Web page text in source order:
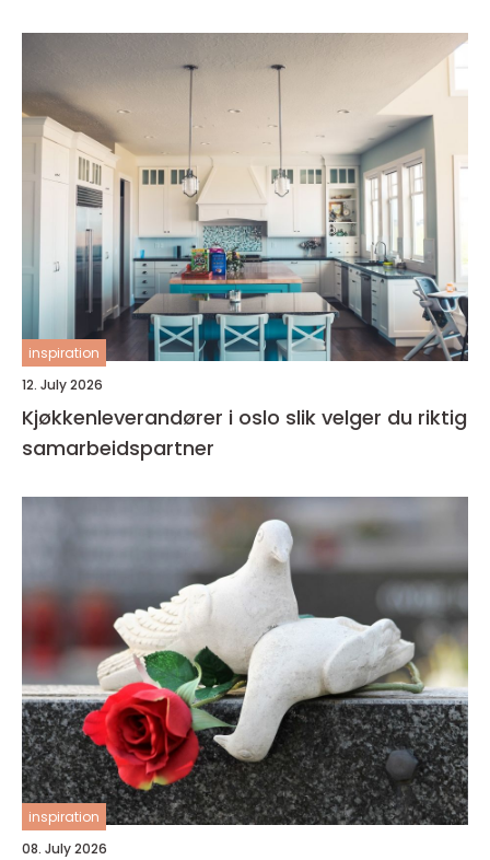
inspiration
12. July 2026
Kjøkkenleverandører i oslo slik velger du riktig
samarbeidspartner
inspiration
08. July 2026